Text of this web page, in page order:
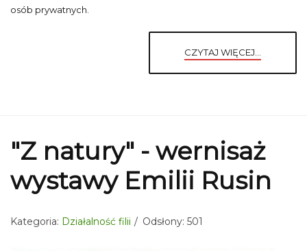
osób prywatnych.
CZYTAJ WIĘCEJ...
"Z natury" - wernisaż
wystawy Emilii Rusin
Kategoria: Działalność filii Odsłony: 501